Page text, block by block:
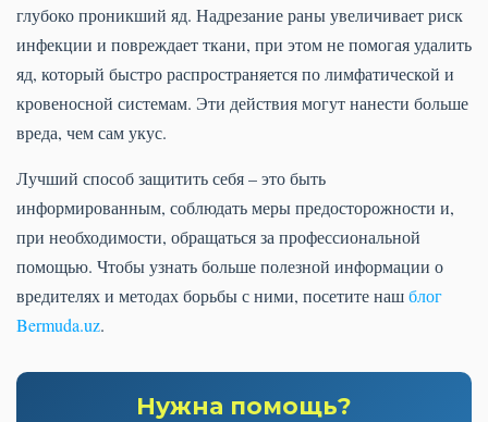
глубоко проникший яд. Надрезание раны увеличивает риск
инфекции и повреждает ткани, при этом не помогая удалить
яд, который быстро распространяется по лимфатической и
кровеносной системам. Эти действия могут нанести больше
вреда, чем сам укус.
Лучший способ защитить себя – это быть
информированным, соблюдать меры предосторожности и,
при необходимости, обращаться за профессиональной
помощью. Чтобы узнать больше полезной информации о
вредителях и методах борьбы с ними, посетите нашблог
Bermuda.uz.
Нужна помощь?